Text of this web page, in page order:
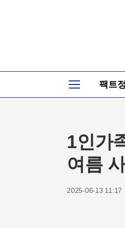
뉴
스
팩트
1인가
여름
2025-06-13 11:17